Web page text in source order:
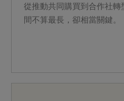
從推動共同購買到合作社
間不算最長，卻相當關鍵。